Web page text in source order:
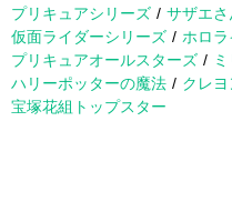
プリキュアシリーズ
サザエさ
仮面ライダーシリーズ
ホロ
プリキュアオールスターズ
ハリーポッターの魔法
クレ
宝塚花組トップスター